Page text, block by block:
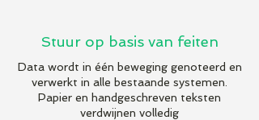
Stuur op basis van feiten
Data wordt in één beweging genoteerd en
verwerkt in alle bestaande systemen.
Papier en handgeschreven teksten
verdwijnen volledig